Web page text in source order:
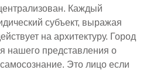
Каждый
субъект, выражая
на архитектуру. Город
нашего представления о
Это лицо если